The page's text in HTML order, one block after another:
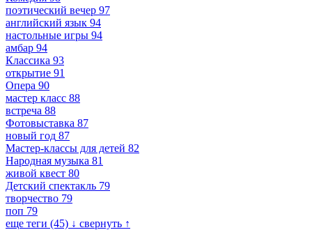
поэтический вечер 97
английский язык 94
настольные игры 94
амбар 94
Классика 93
открытие 91
Опера 90
мастер класс 88
встреча 88
Фотовыставка 87
новый год 87
Мастер-классы для детей 82
Народная музыка 81
живой квест 80
Детский спектакль 79
творчество 79
поп 79
еще теги (45) ↓ свернуть ↑